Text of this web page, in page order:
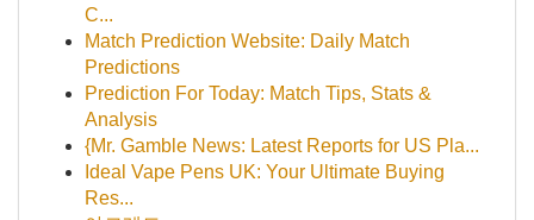
C...
Match Prediction Website: Daily Match
Predictions
Prediction For Today: Match Tips, Stats &
Analysis
{Mr. Gamble News: Latest Reports for US Pla...
Ideal Vape Pens UK: Your Ultimate Buying
Res...